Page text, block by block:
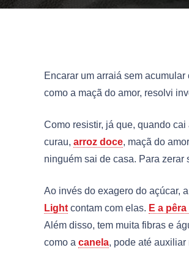
Encarar um arraiá sem
como a maçã do amor, resolvi
Como resistir, já que, quando
curau, arroz doce, maçã do
ninguém sai de casa. Para zerar
Ao invés do exagero do açúcar,
Light contam com elas. E a
Além disso, tem muita fibras e
como a canela, pode até auxiliar